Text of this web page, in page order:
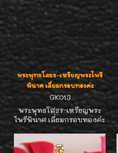
พระพุทธโสธร-เหรียญพระไพรี
พินาศ เลี่ยมกรอบทองค่ะ
GK013
พระพุทธโสธร-เหรียญพระ
ไพรีพินาศ เลี่ยมกรอบทองค่ะ
เหรียญสวยมากๆ ค่ะ เหมาะ
สำหรับให้เป็นของขวัญให้
ความหมายที่่ดีมากๆ ค่ะ